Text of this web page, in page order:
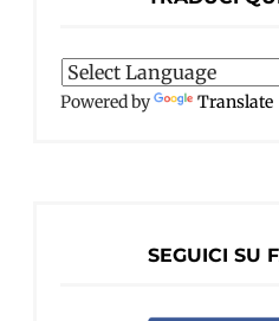
Powered by Translate
SEGUICI SU